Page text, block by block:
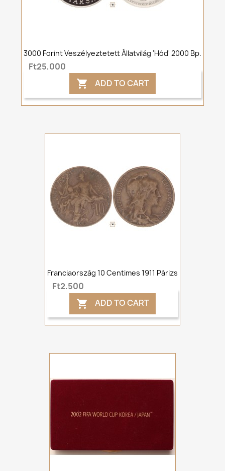
3000 Forint Veszélyeztetett Állatvilág 'Hód' 2000 Bp.
Ft25,000
 ADD TO CART
Franciaország 10 Centimes 1911 Párizs
Ft2,500
 ADD TO CART